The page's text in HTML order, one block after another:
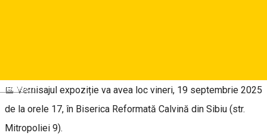
Deutsch
📅 Vernisajul expoziție va avea loc vineri, 19 septembrie 2025
de la orele 17, în Biserica Reformată Calvină din Sibiu (str.
Mitropoliei 9).